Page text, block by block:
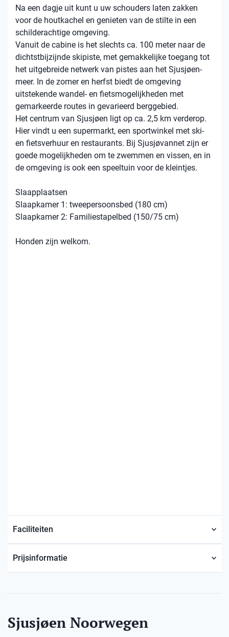
Na een dagje uit kunt u uw schouders laten zakken
voor de houtkachel en genieten van de stilte in een
schilderachtige omgeving.
Vanuit de cabine is het slechts ca. 100 meter naar de
dichtstbijzijnde skipiste, met gemakkelijke toegang tot
het uitgebreide netwerk van pistes aan het Sjusjøen-
meer. In de zomer en herfst biedt de omgeving
uitstekende wandel- en fietsmogelijkheden met
gemarkeerde routes in gevarieerd berggebied.
Het centrum van Sjusjøen ligt op ca. 2,5 km verderop.
Hier vindt u een supermarkt, een sportwinkel met ski-
en fietsverhuur en restaurants. Bij Sjusjøvannet zijn er
goede mogelijkheden om te zwemmen en vissen, en in
de omgeving is ook een speeltuin voor de kleintjes.
Slaapplaatsen
Slaapkamer 1: tweepersoonsbed (180 cm)
Slaapkamer 2: Familiestapelbed (150/75 cm)
Honden zijn welkom.
Faciliteiten
Prijsinformatie
Sjusjøen Noorwegen